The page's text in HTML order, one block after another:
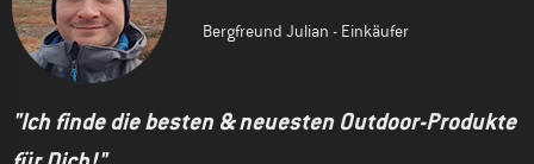
Bergfreund Julian - Einkäufer
"Ich finde die besten & neuesten Outdoor-Produkte